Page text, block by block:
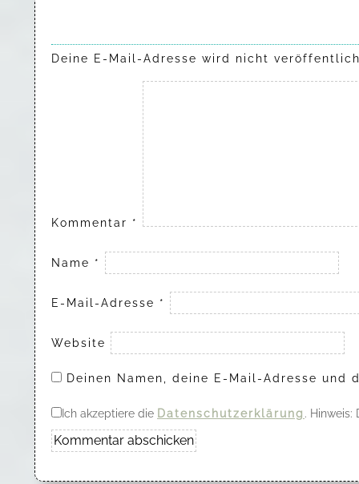
Deine E-Mail-Adresse wird nicht
Kommentar *
Name *
E-Mail-Adresse *
Website
Deinen Namen, deine E-Mail-Adresse
Ich akzeptiere die Datenschutzerklärung .